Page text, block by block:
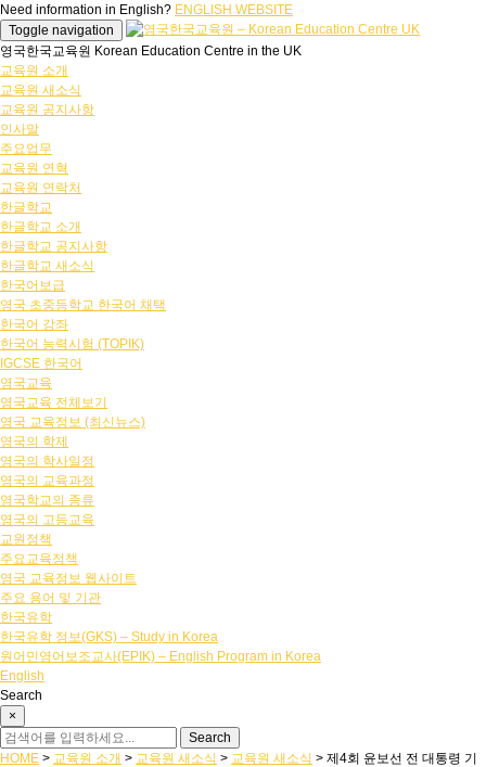
Need information in English? ENGLISH WEBSITE
Toggle navigation
영국한국교육원 Korean Education Centre in the UK
교육원 소개
교육원 새소식
교육원 공지사항
인사말
주요업무
교육원 연혁
교육원 연락처
한글학교
한글학교 소개
한글학교 공지사항
한글학교 새소식
한국어보급
영국 초중등학교 한국어 채택
한국어 강좌
한국어 능력시험 (TOPIK)
IGCSE 한국어
영국교육
영국교육 전체보기
영국 교육정보 (최신뉴스)
영국의 학제
영국의 학사일정
영국의 교육과정
영국학교의 종류
영국의 고등교육
교원정책
주요교육정책
영국 교육정보 웹사이트
주요 용어 및 기관
한국유학
한국유학 정보(GKS) – Study in Korea
원어민영어보조교사(EPIK) – English Program in Korea
English
Search
×
HOME > 교육원 소개 > 교육원 새소식 > 교육원 새소식 > 제4회 윤보선 전 대통령 기